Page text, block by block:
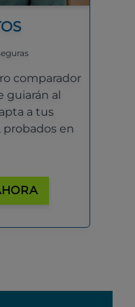
comparador
guiarán al
a tus
probados en